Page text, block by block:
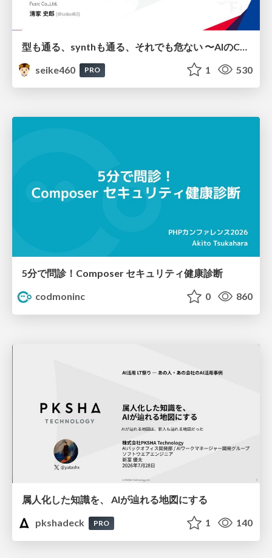
seike460
PRO 1 530
5分で問診！Composer セキュリティ健康診断
codmoninc
0 860
属人化した知識を、 AIが辿れる地図にする
pkshadeck
PRO 1 140